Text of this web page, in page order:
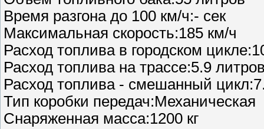
Время разгона до 100 км/ч:- сек
Максимальная скорость:185 км/ч
Расход топлива в городском
Расход топлива на трассе:5.9
Расход топлива - смешанный
Тип коробки передач:Механическая
Снаряженная масса:1200 кг